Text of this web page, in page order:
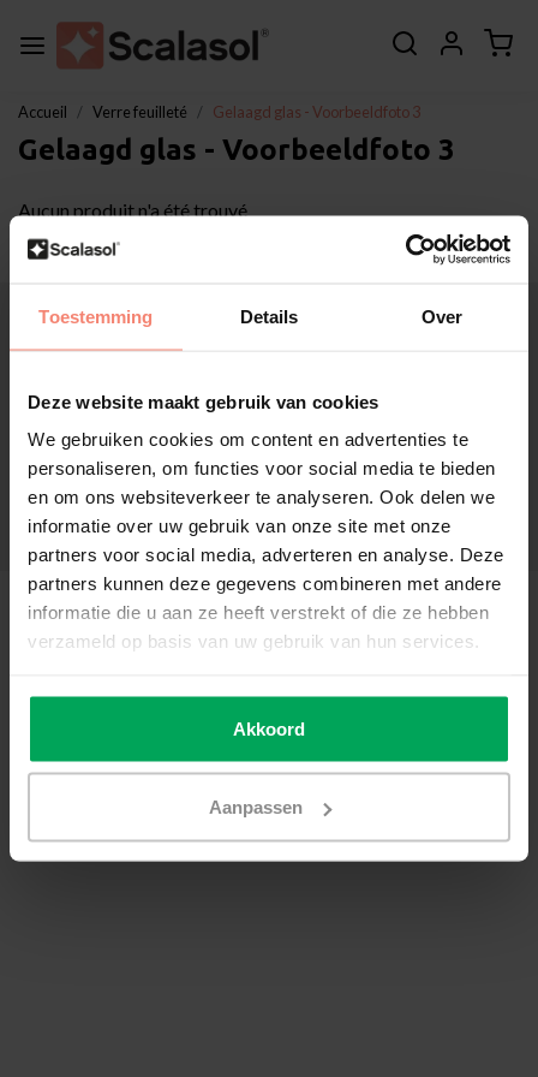
Toestemming Details Over
Deze website maakt gebruik van cookies
We gebruiken cookies om content en advertenties te
personaliseren, om functies voor social media te bieden
en om ons websiteverkeer te analyseren. Ook delen we
informatie over uw gebruik van onze site met onze
partners voor social media, adverteren en analyse. Deze
partners kunnen deze gegevens combineren met andere
informatie die u aan ze heeft verstrekt of die ze hebben
verzameld op basis van uw gebruik van hun services.
Akkoord
Aanpassen
Accueil Verre feuilleté Gelaagd glas - Voorbeeldfoto 3
Gelaagd glas - Voorbeeldfoto 3
Aucun produit n'a été trouvé
À propos de Scalasol®
Autres
Soutien à la clientèle
Mon compte
Catégories
Coordonnées
© Copyright 2026 - SCALASOL® | Film pour vitre | RealisatieScalasol
Conditions générales de vente |Politique de confidentialité / Disclaimer
Sitemap| RSS Feed